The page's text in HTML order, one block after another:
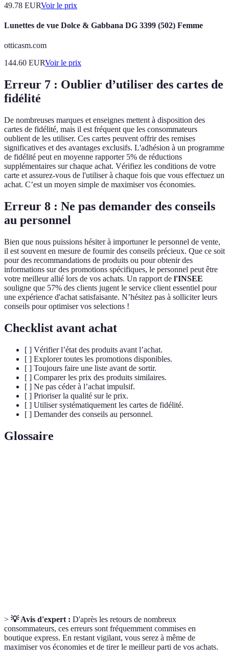
49.78 EURVoir le prix
Lunettes de vue Dolce & Gabbana DG 3399 (502) Femme
otticasm.com
144.60 EURVoir le prix
Erreur 7 : Oublier d’utiliser des cartes de
fidélité
De nombreuses marques et enseignes mettent à disposition des
cartes de fidélité, mais il est fréquent que les consommateurs
oublient de les utiliser. Ces cartes peuvent offrir des remises
significatives et des avantages exclusifs. L'adhésion à un programme
de fidélité peut en moyenne rapporter 5% de réductions
supplémentaires sur chaque achat. Vérifiez les conditions de votre
carte et assurez-vous de l'utiliser à chaque fois que vous effectuez un
achat. C’est un moyen simple de maximiser vos économies.
Erreur 8 : Ne pas demander des conseils
au personnel
Bien que nous puissions hésiter à importuner le personnel de vente,
il est souvent en mesure de fournir des conseils précieux. Que ce soit
pour des recommandations de produits ou pour obtenir des
informations sur des promotions spécifiques, le personnel peut être
votre meilleur allié lors de vos achats. Un rapport de l'INSEE
souligne que 57% des clients jugent le service client essentiel pour
une expérience d'achat satisfaisante. N’hésitez pas à solliciter leurs
conseils pour optimiser vos selections !
Checklist avant achat
[ ] Vérifier l’état des produits avant l’achat.
[ ] Explorer toutes les promotions disponibles.
[ ] Toujours faire une liste avant de sortir.
[ ] Comparer les prix des produits similaires.
[ ] Ne pas céder à l’achat impulsif.
[ ] Prioriser la qualité sur le prix.
[ ] Utiliser systématiquement les cartes de fidélité.
[ ] Demander des conseils au personnel.
Glossaire
> 💡 Avis d'expert : D'après les retours de nombreux
consommateurs, ces erreurs sont fréquemment commises en
boutique express. En restant vigilant, vous serez à même de
maximiser vos économies et de tirer le meilleur parti de vos achats.